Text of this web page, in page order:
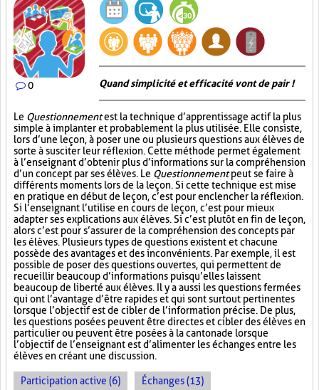
0 Quand simplicité et efficacité vont de pair !
Le Questionnementest la technique d’apprentissage actif la plus
simple à implanter et probablement la plus utilisée. Elle consiste,
lors d’une leçon, à poser une ou plusieurs questions aux élèves de
sorte à susciter leur réflexion. Cette méthode permet également
à l’enseignant d’obtenir plus d’informations sur la compréhension
d’un concept par ses élèves. Le Questionnementpeut se faire à
différents moments lors de la leçon. Si cette technique est mise
en pratique en début de leçon, c’est pour enclencher la réflexion.
Si l’enseignant l’utilise en cours de leçon, c’est pour mieux
adapter ses explications aux élèves. Si c’est plutôt en fin de leçon,
alors c’est pour s’assurer de la compréhension des concepts par
les élèves. Plusieurs types de questions existent et chacune
possède des avantages et des inconvénients. Par exemple, il est
possible de poser des questions ouvertes, qui permettent de
recueillir beaucoup d’informations puisqu’elles laissent
beaucoup de liberté aux élèves. Il y a aussi les questions fermées
qui ont l’avantage d’être rapides et qui sont surtout pertinentes
lorsque l’objectif est de cibler de l’information précise. De plus,
les questions posées peuvent être directes et cibler des élèves en
particulier ou peuvent être posées à la cantonade lorsque
l’objectif de l’enseignant est d’alimenter les échanges entre les
élèves en créant une discussion.
Participation active (6) Échanges (13)